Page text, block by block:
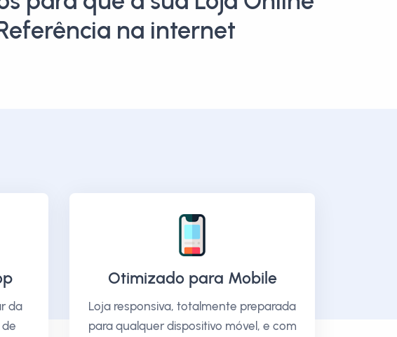
na internet
da
Otimizado para Mobile
Loja responsiva, totalmente preparada
para qualquer dispositivo móvel, e com